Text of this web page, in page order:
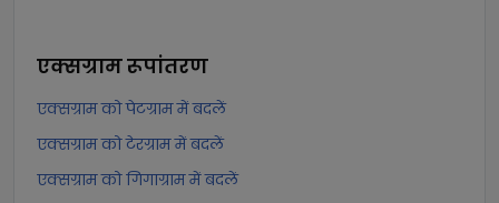
एक्सग्रामरूपांतरण
एक्सग्राम को पेटग्राम में बदलें
एक्सग्राम को टेरग्राम में बदलें
एक्सग्राम को गिगाग्राम में बदलें